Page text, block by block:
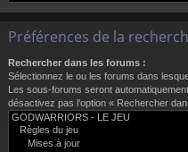
Préférences de la
Rechercher dans les forums :
Sélectionnez le ou les forums dans
Les sous-forums seront
désactivez pas l’option « Rechercher